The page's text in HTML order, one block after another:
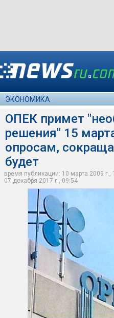
ЭКОНОМИКА
ОПЕК примет
решения" 15
опросам,
будет
время публикации: 10 марта 2009
07 декабря 2017 г., 09:54